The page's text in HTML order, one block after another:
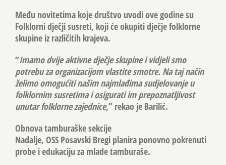
Među novitetima koje društvo uvodi ove godine su
Folklorni dječji susreti, koji će okupiti dječje folklorne
skupine iz različitih krajeva.
“Imamo dvije aktivne dječje skupine i vidjeli smo
potrebu za organizacijom vlastite smotre. Na taj način
želimo omogućiti našim najmlađima sudjelovanje u
folklornim susretima i osigurati im prepoznatljivost
unutar folklorne zajednice,” rekao je Barilić.
Obnova tamburaške sekcije
Nadalje, OSS Posavski Bregi planira ponovno pokrenuti
probe i edukaciju za mlade tamburaše.